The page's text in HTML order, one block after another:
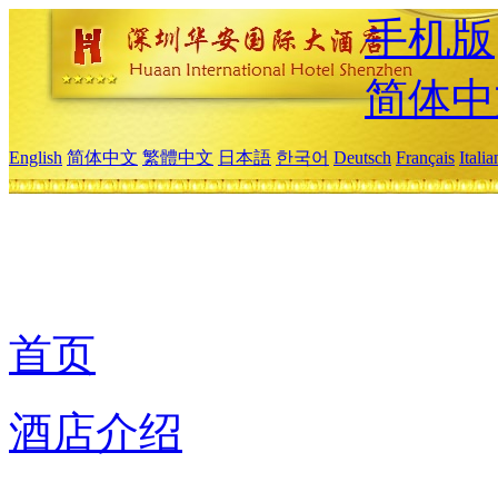
手机版
简体
English 简体中文 繁體中文 日本語 한국어 Deutsch Français
首页
酒店介绍